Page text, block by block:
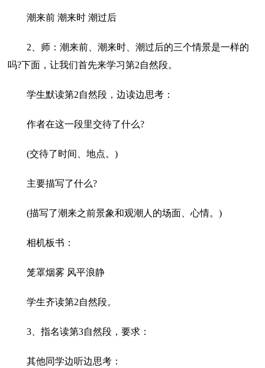
潮来前 潮来时 潮过后
2、师：潮来前、潮来时、潮过后的三个情景是一样的
吗?下面，让我们首先来学习第2自然段。
学生默读第2自然段，边读边思考：
作者在这一段里交待了什么?
(交待了时间、地点。)
主要描写了什么?
(描写了潮来之前景象和观潮人的场面、心情。)
相机板书：
笼罩烟雾 风平浪静
学生齐读第2自然段。
3、指名读第3自然段，要求：
其他同学边听边思考：